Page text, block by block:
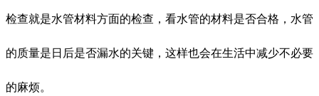
检查就是水管材料方面的检查，看水管的材料是否合格，水管
的质量是日后是否漏水的关键，这样也会在生活中减少不必要
的麻烦。